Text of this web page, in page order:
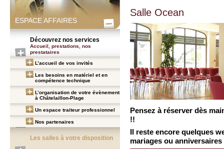
ESPACE AFFAIRES
Découvrez nos services
Accueil, prestations, nos
prestataires
L’accueil de vos invités
Les besoins en matériel et en
compétence technique
L’organisation de votre évènement
à Châtelaillon-Plage
Un espace traiteur professionnel
Nos partenaires
Les salles à votre disposition
Salle Ocean
Pensez à réserver dès
!!
Il reste encore quelques
mariages ou